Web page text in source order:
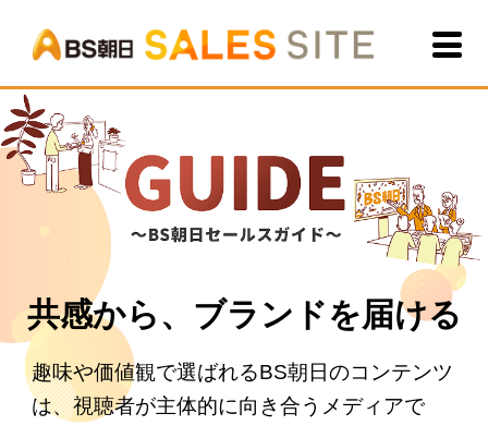
BS
共感から、ブランドを届ける
趣味や価値観で選ばれるBS朝日のコンテンツ
は、視聴者が主体的に向き合うメディアで